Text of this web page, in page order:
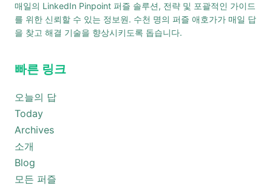
매일의 LinkedIn Pinpoint 퍼즐 솔루션, 전략 및 포괄적인 가이드
를 위한 신뢰할 수 있는 정보원. 수천 명의 퍼즐 애호가가 매일 답
을 찾고 해결 기술을 향상시키도록 돕습니다.
빠른 링크
오늘의 답
Today
Archives
소개
Blog
모든 퍼즐